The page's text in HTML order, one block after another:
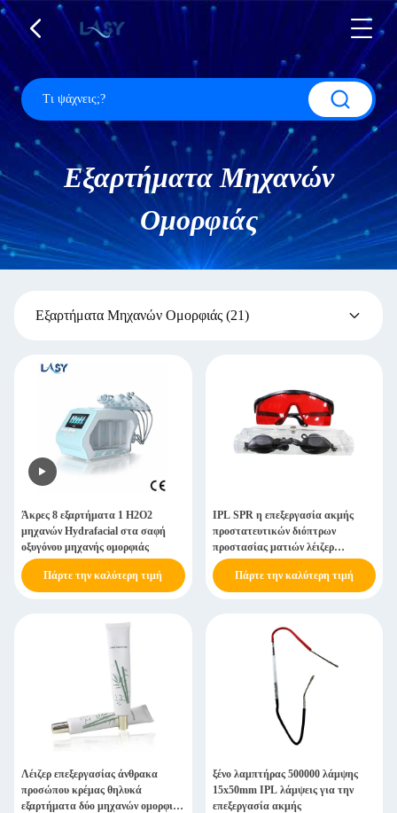
Εξαρτήματα Μηχανών
Ομορφιάς
Εξαρτήματα Μηχανών Ομορφιάς (21)
Άκρες 8 εξαρτήματα 1 H2O2
μηχανών Hydrafacial στα σαφή
οξυγόνου μηχανής ομορφιάς
Πάρτε την καλύτερη τιμή
IPL SPR η επεξεργασία ακμής
προστατευτικών διόπτρων
προστασίας ματιών λέιζερ
ΕΠΙΛΈΓΕΙ γυαλιά
Πάρτε την καλύτερη τιμή
Λέιζερ επεξεργασίας άνθρακα
προσώπου κρέμας θηλυκά
εξαρτήματα δύο μηχανών ομορφιάς
ξένο λαμπτήρας 500000 λάμψης
15x50mm IPL λάμψεις για την
επεξεργασία ακμής